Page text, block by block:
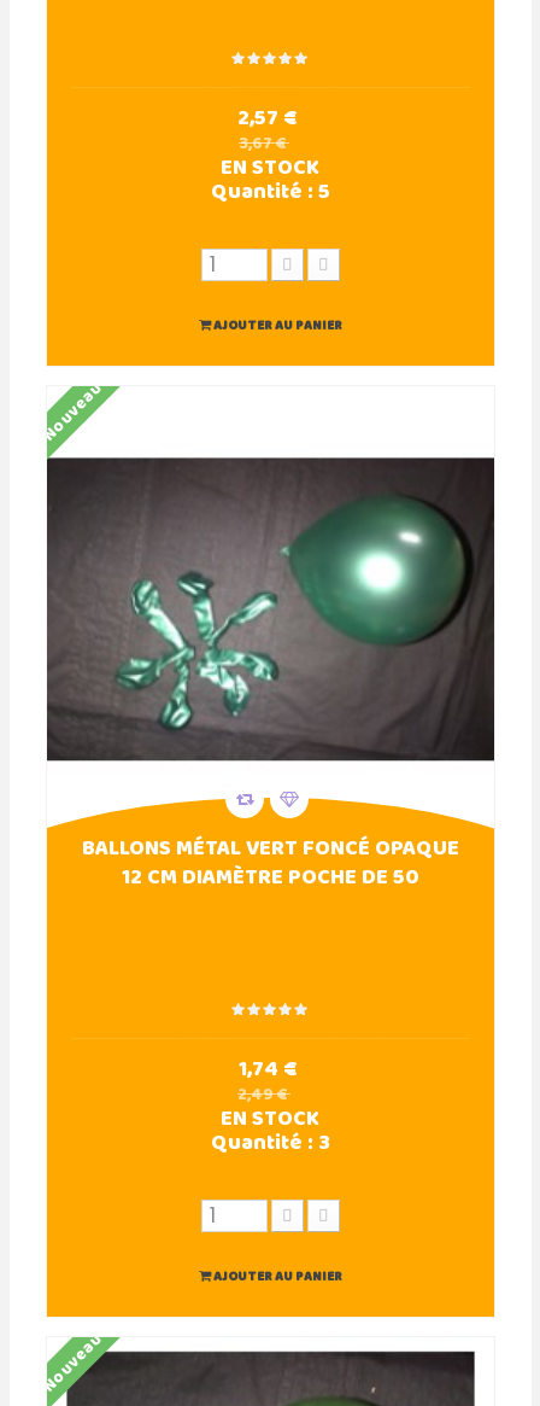
2,57 €
3,67 €
EN STOCK
Quantité :5
AJOUTER AU PANIER
Nouveau
BALLONS MÉTAL VERT FONCÉ OPAQUE
12 CM DIAMÈTRE POCHE DE 50
1,74 €
2,49 €
EN STOCK
Quantité :3
AJOUTER AU PANIER
Nouveau